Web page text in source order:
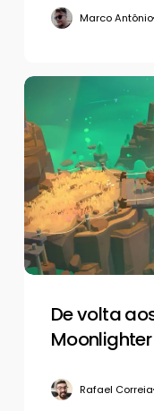
Marco Antônio
De
volta
aos
negócios
em
Moonlighter
2:
The
Endless
De volta
Moonlighter
Rafael Correia